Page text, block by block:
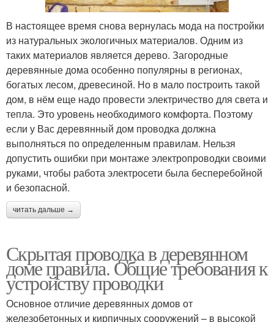
В настоящее время снова вернулась мода на постройки
из натуральных экологичных материалов. Одним из
таких материалов является дерево. Загородные
деревянные дома особенно популярны в регионах,
богатых лесом, древесиной. Но в мало построить такой
дом, в нём еще надо провести электричество для света и
тепла. Это уровень необходимого комфорта. Поэтому
если у Вас деревянный дом проводка должна
выполняться по определенным правилам. Нельзя
допустить ошибки при монтаже электропроводки своими
руками, чтобы работа электросети была бесперебойной
и безопасной.
читать дальше →
Скрытая проводка в деревянном
доме правила. Общие требования к
устройству проводки
Основное отличие деревянных домов от
железобетонных и кирпичных сооружений – в высокой